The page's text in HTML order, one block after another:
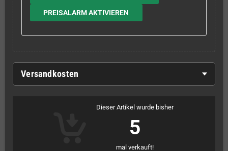
PREISALARM AKTIVIEREN
Versandkosten
Dieser Artikel wurde bisher
5
mal verkauft!